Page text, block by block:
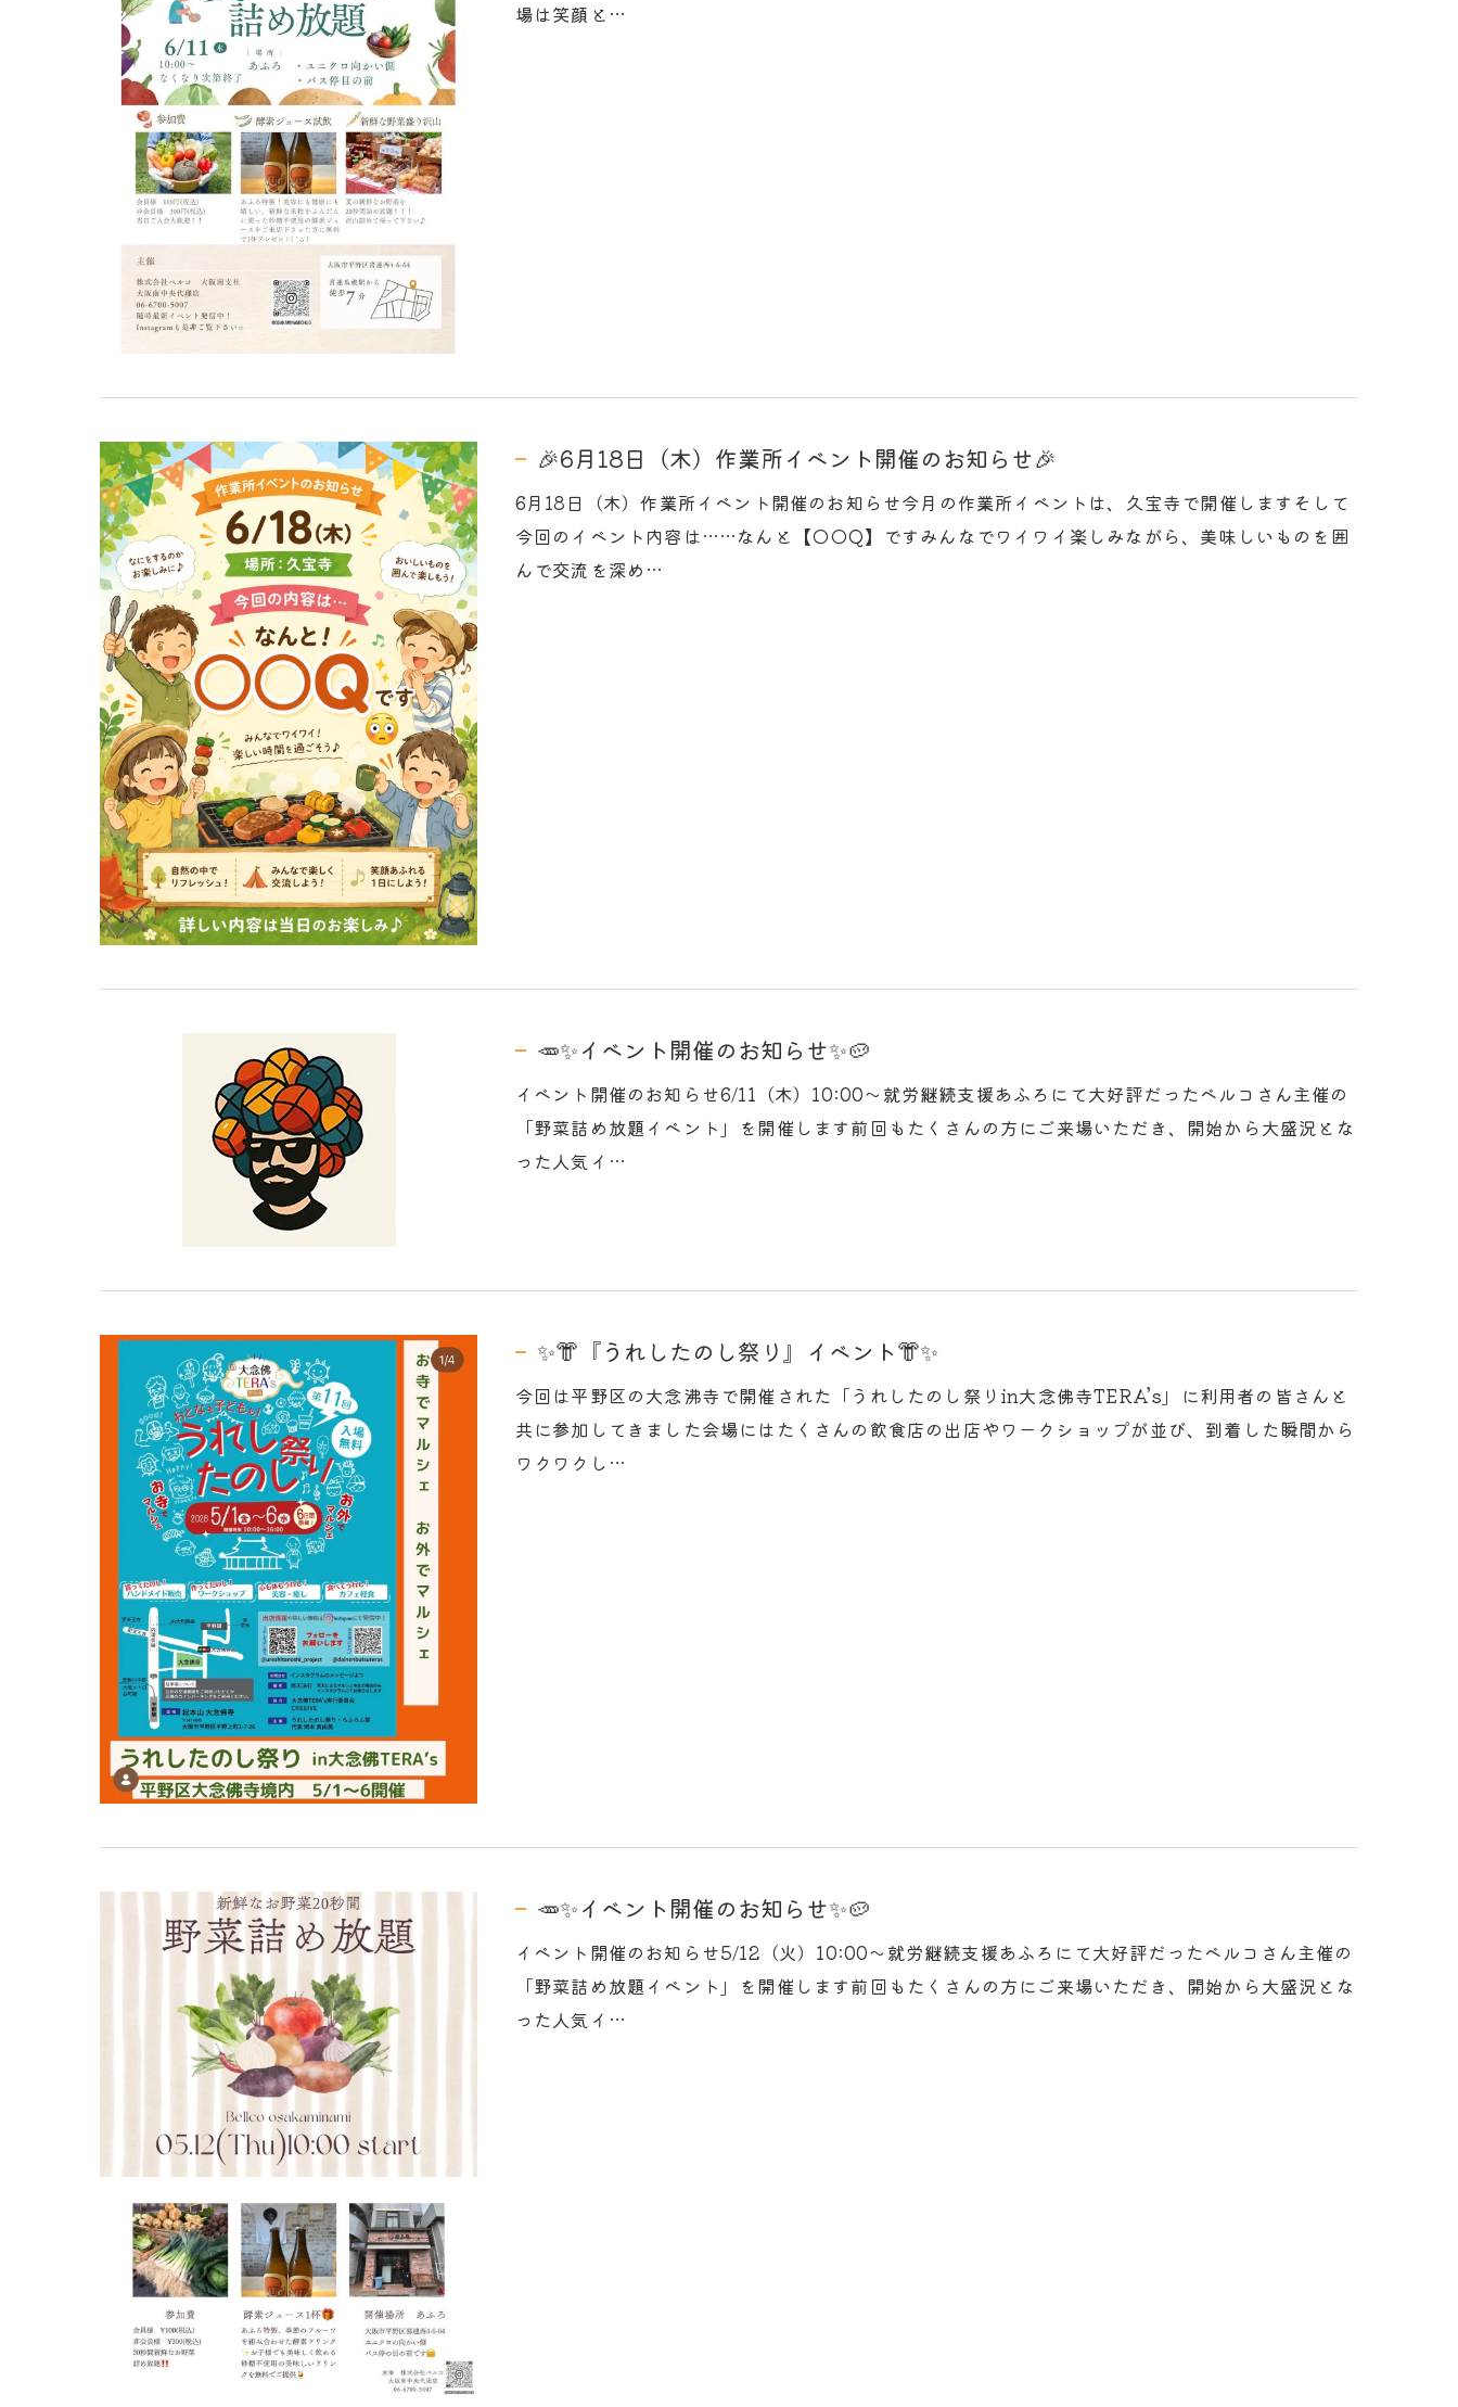
場は笑顔と…
🎉6月18日（木）作業所イベント開催のお知らせ🎉
6月18日（木）作業所イベント開催のお知らせ今月の作業所イベントは、久宝寺で開催しますそして
今回のイベント内容は……なんと【◯◯Q】ですみんなでワイワイ楽しみながら、美味しいものを囲
んで交流を深め…
🥕✨イベント開催のお知らせ✨🥔
イベント開催のお知らせ6/11（木）10:00～就労継続支援あふろにて大好評だったベルコさん主催の
「野菜詰め放題イベント」を開催します前回もたくさんの方にご来場いただき、開始から大盛況とな
った人気イ…
✨👘『うれしたのし祭り』イベント👘✨
今回は平野区の大念沸寺で開催された「うれしたのし祭りin大念佛寺TERA’s」に利用者の皆さんと
共に参加してきました会場にはたくさんの飲食店の出店やワークショップが並び、到着した瞬間から
ワクワクし…
🥕✨イベント開催のお知らせ✨🥔
イベント開催のお知らせ5/12（火）10:00～就労継続支援あふろにて大好評だったベルコさん主催の
「野菜詰め放題イベント」を開催します前回もたくさんの方にご来場いただき、開始から大盛況とな
った人気イ…